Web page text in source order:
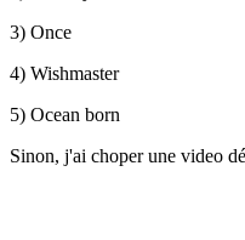
3) Once
4) Wishmaster
5) Ocean born
Sinon, j'ai choper une video